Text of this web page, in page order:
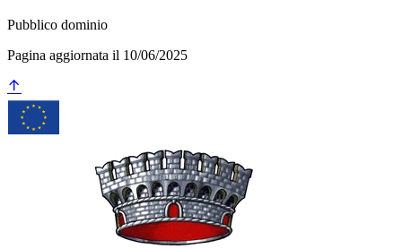
Pubblico dominio
Pagina aggiornata il 10/06/2025